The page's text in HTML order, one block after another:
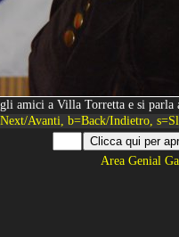
amici a Villa Torretta e si
Avanti, b=Back/Indietro,
Area Genial